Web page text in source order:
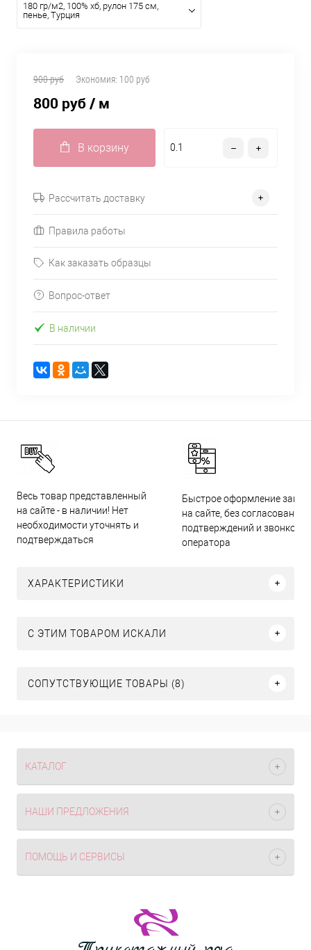
180 гр/м2, 100% хб, рулон 175 см,
пенье, Турция
900 руб Экономия: 100 руб
800 руб/ м
В корзину
Рассчитать доставку
Правила работы
Как заказать образцы
Вопрос-ответ
В наличии
Весь товар представленный
на сайте - в наличии! Нет
необходимости уточнять и
подтверждаться
Быстрое оформление
на сайте, без согласований,
подтверждений и звонков
оператора
ХАРАКТЕРИСТИКИ
C ЭТИМ ТОВАРОМ ИСКАЛИ
СОПУТСТВУЮЩИЕ ТОВАРЫ (8)
КАТАЛОГ
НАШИ ПРЕДЛОЖЕНИЯ
ПОМОЩЬ И СЕРВИСЫ